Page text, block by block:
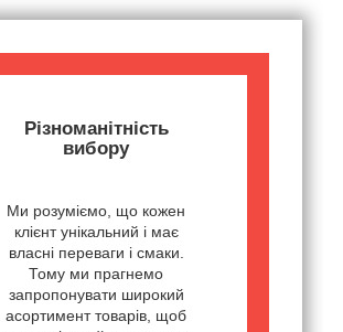
Різноманітність
вибору
Ми розуміємо, що кожен
клієнт унікальний і має
власні переваги і смаки.
Тому ми прагнемо
запропонувати широкий
асортимент товарів, щоб